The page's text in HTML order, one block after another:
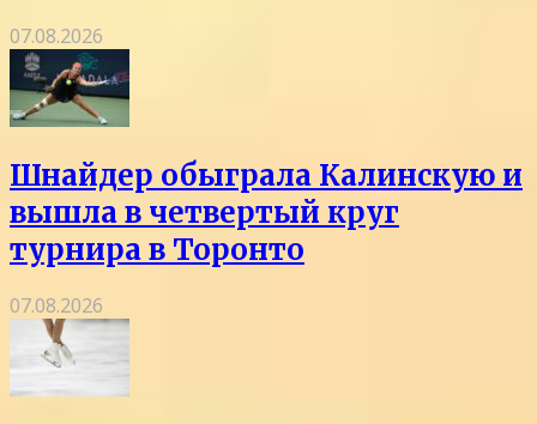
07.08.2026
Шнайдер обыграла Калинскую и
вышла в четвертый круг
турнира в Торонто
07.08.2026